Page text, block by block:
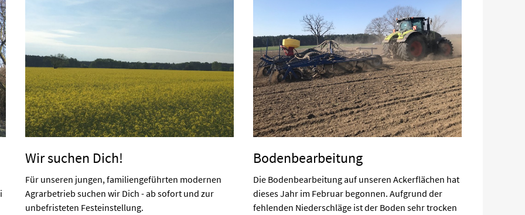
Wir suchen Dich!
Für unseren jungen, familiengeführten modernen
Agrarbetrieb suchen wir Dich - ab sofort und zur
unbefristeten Festeinstellung.
Bodenbearbeitung
Die Bodenbearbeitung auf unseren Ackerflächen hat
dieses Jahr im Februar begonnen. Aufgrund der
fehlenden Niederschläge ist der Boden sehr trocken